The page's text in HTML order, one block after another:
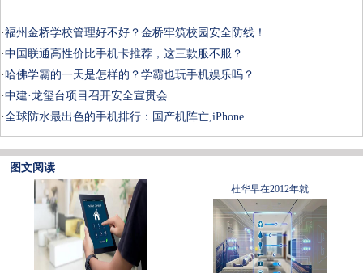
·福州金桥学校管理好不好？金桥牢筑校园安全防线！
·中国联通高性价比手机卡推荐，这三款服不服？
·哈佛学霸的一天是怎样的？学霸也玩手机娱乐吗？
·中建·龙玺台项目召开安全宣贯会
·全球防水最出色的手机排行：国产机阵亡,iPhone
图文阅读
杜华早在2012年就